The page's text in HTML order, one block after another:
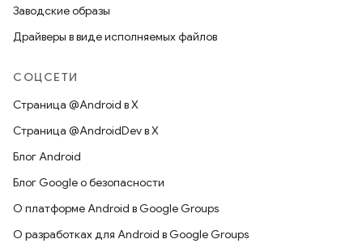
Заводские образы
Драйверы в виде исполняемых файлов
СОЦСЕТИ
Страница @Android в X
Страница @AndroidDev в X
Блог Android
Блог Google о безопасности
О платформе Android в Google Groups
О разработках для Android в Google Groups